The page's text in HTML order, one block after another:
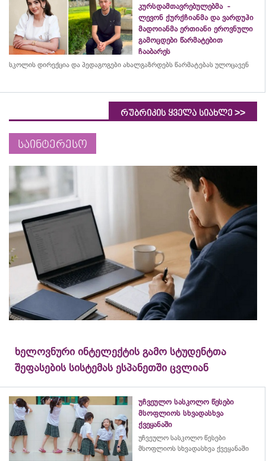
კურსდამთავრებულებმა -
ლევონ ქურქჩიანმა და ვარდუჰი
მადოიანმა ერთიანი ეროვნული
გამოცდები წარმატებით
ჩააბარეს
სკოლის დირექცია და პედაგოგები ახალგაზრდებს წარმატებას ულოცავენ
რუბრიკის ყველა სიახლე >>
საინტერესო
ხელოვნური ინტელექტის გამო სტუდენტთა
შეფასების სისტემას ესპანეთში ცვლიან
უჩვეულო სასკოლო წესები
მსოფლიოს სხვადასხვა
ქვეყანაში
უჩვეულო სასკოლო წესები
მსოფლიოს სხვადასხვა ქვეყანაში